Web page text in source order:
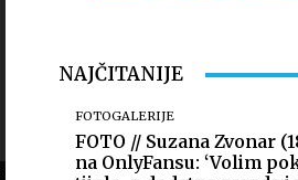
NAJČITANIJE
FOTOGALERIJE
FOTO // Suzana Zvonar
na OnlyFansu: ‘Volim